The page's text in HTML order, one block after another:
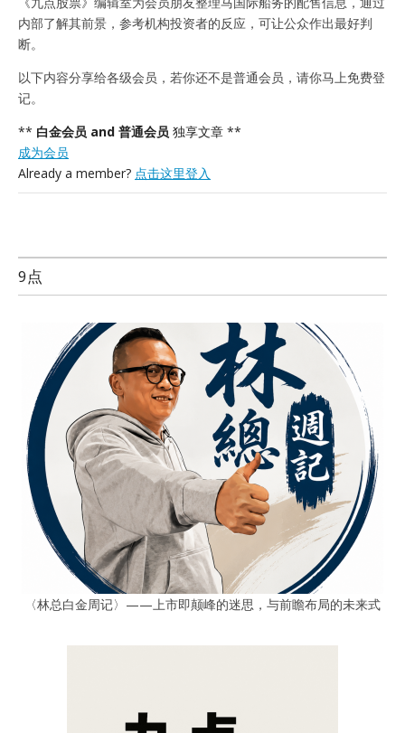
内部了解其前景，参考机构投资者的反应，可让公众作出最好判
断。
以下内容分享给各级会员，若你还不是普通会员，请你马上免费登
记。
** 白金会员 and 普通会员 独享文章 **
成为会员
Already a member? 点击这里登入
9点
〈林总白金周记〉——上市即颠峰的迷思，与前瞻布局的未来式